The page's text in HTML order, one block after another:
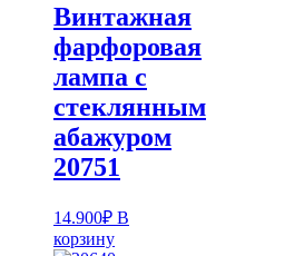
Винтажная
фарфоровая
лампа с
стеклянным
абажуром
20751
14.900₽ В
корзину